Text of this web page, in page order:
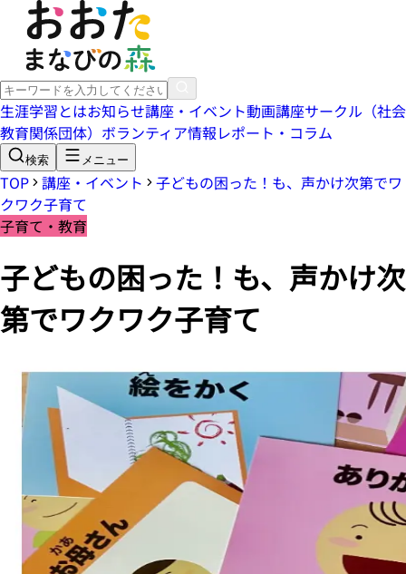
生涯学習とはお知らせ講座・イベント動画講座サークル（社会
教育関係団体） ボランティア情報レポート・コラム
検索 メニュー
TOP 講座・イベント
子どもの困った！も、声かけ次第でワ
クワク子育て
子育て・教育
子どもの困った！も、声かけ次
第でワクワク子育て